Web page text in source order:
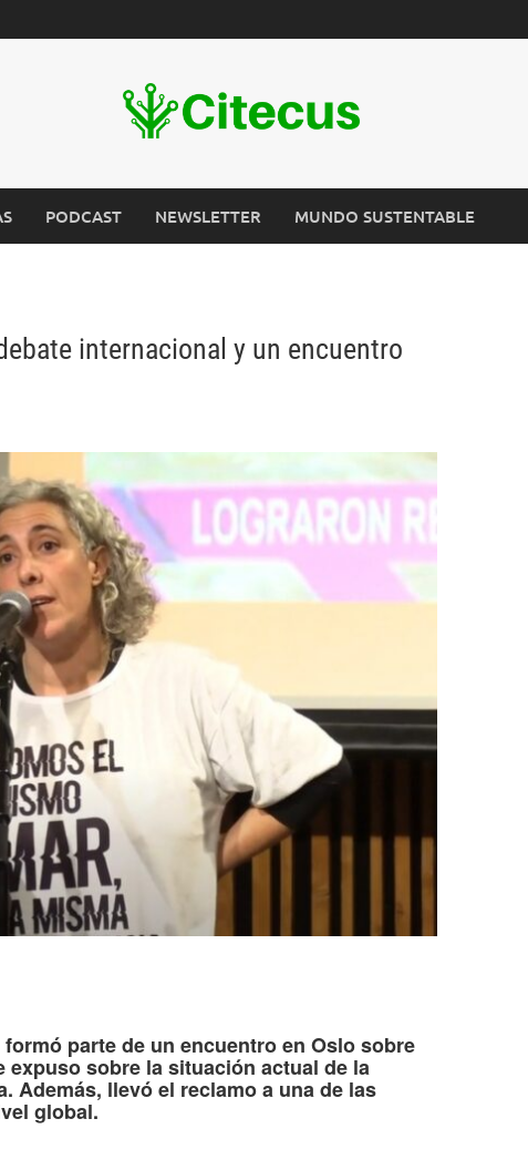
PODCAST NEWSLETTER MUNDO SUSTENTABLE
internacional y un encuentro
parte de un encuentro en Oslo sobre
sobre la situación actual de la
Además, llevó el reclamo a una de las
global.